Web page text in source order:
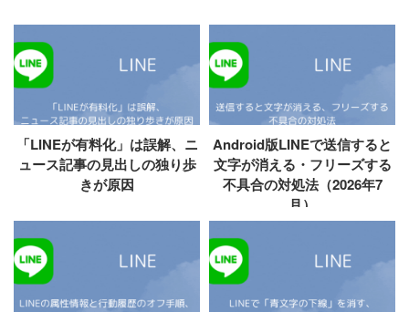
「LINEが有料化」は誤解、ニ
ュース記事の見出しの独り歩
きが原因
Android版LINEで送信すると
文字が消える・フリーズする
不具合の対処法（2026年7
月）